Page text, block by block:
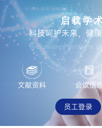
QIZAI
启载学
科技呵护未来，健
Technology protects
文献资料 会议信
员工登录